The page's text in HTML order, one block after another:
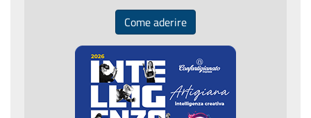
Come aderire